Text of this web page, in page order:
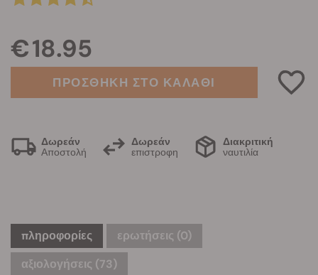
€ 18.95
ΠΡΟΣΘΗΚΗ ΣΤΟ ΚΑΛΑΘΙ
Δωρεάν
Αποστολή
Δωρεάν
επιστροφη
Διακριτική
ναυτιλία
πληροφορίες ερωτήσεις (0)
αξιολογήσεις (73)